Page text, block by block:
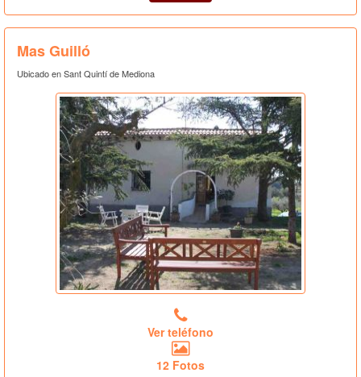
Mas Guilló
Ubicado en Sant Quintí de Mediona
Ver teléfono
12 Fotos